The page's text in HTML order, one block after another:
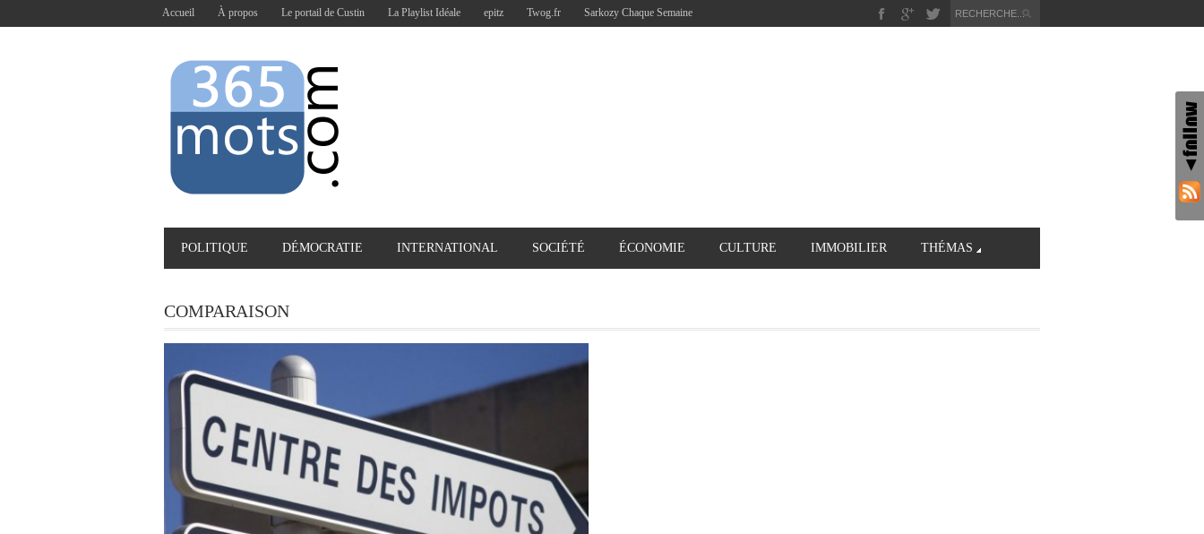
Accueil À propos Le portail de Custin La Playlist Idéale epitz Twog.fr Sarkozy Chaque Semaine
POLITIQUE DÉMOCRATIE INTERNATIONAL SOCIÉTÉ ÉCONOMIE CULTURE IMMOBILIER THÉMAS
COMPARAISON